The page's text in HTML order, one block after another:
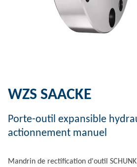
WZS SAACKE
Porte-outil expansible
actionnement manuel
Mandrin de rectification d'outil